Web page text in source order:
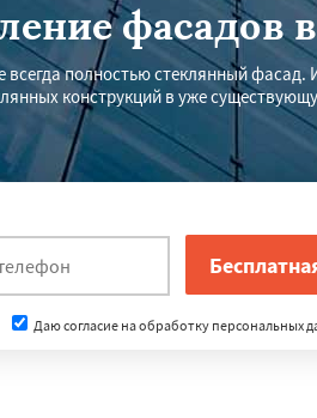
фасадов
всегда полностью стеклянный
конструкций в уже
Даю согласие на обработку персональных